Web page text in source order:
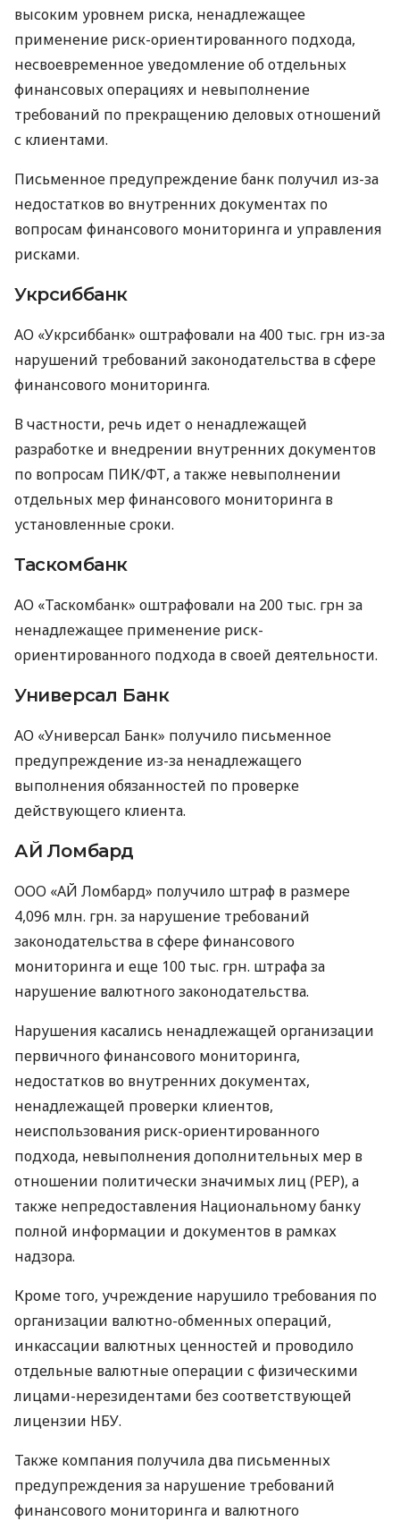
высоким уровнем риска, ненадлежащее
применение риск-ориентированного подхода,
несвоевременное уведомление об отдельных
финансовых операциях и невыполнение
требований по прекращению деловых отношений
с клиентами.
Письменное предупреждение банк получил из-за
недостатков во внутренних документах по
вопросам финансового мониторинга и управления
рисками.
Укрсиббанк
АО «Укрсиббанк» оштрафовали на 400 тыс. грн из-за
нарушений требований законодательства в сфере
финансового мониторинга.
В частности, речь идет о ненадлежащей
разработке и внедрении внутренних документов
по вопросам ПИК/ФТ, а также невыполнении
отдельных мер финансового мониторинга в
установленные сроки.
Таскомбанк
АО «Таскомбанк» оштрафовали на 200 тыс. грн за
ненадлежащее применение риск-
ориентированного подхода в своей деятельности.
Универсал Банк
АО «Универсал Банк» получило письменное
предупреждение из-за ненадлежащего
выполнения обязанностей по проверке
действующего клиента.
АЙ Ломбард
ООО «АЙ Ломбард» получило штраф в размере
4,096 млн. грн. за нарушение требований
законодательства в сфере финансового
мониторинга и еще 100 тыс. грн. штрафа за
нарушение валютного законодательства.
Нарушения касались ненадлежащей организации
первичного финансового мониторинга,
недостатков во внутренних документах,
ненадлежащей проверки клиентов,
неиспользования риск-ориентированного
подхода, невыполнения дополнительных мер в
отношении политически значимых лиц (PEP), а
также непредоставления Национальному банку
полной информации и документов в рамках
надзора.
Кроме того, учреждение нарушило требования по
организации валютно-обменных операций,
инкассации валютных ценностей и проводило
отдельные валютные операции с физическими
лицами-нерезидентами без соответствующей
лицензии НБУ.
Также компания получила два письменных
предупреждения за нарушение требований
финансового мониторинга и валютного